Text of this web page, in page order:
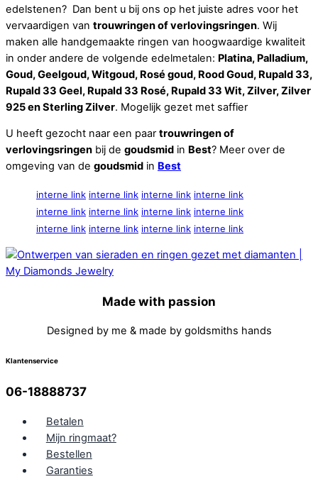
edelstenen? Dan bent u bij ons op het juiste adres voor het
vervaardigen van trouwringen of verlovingsringen. Wij
maken alle handgemaakte ringen van hoogwaardige kwaliteit
in onder andere de volgende edelmetalen: Platina, Palladium,
Goud, Geelgoud, Witgoud, Rosé goud, Rood Goud, Rupald 33,
Rupald 33 Geel, Rupald 33 Rosé, Rupald 33 Wit, Zilver, Zilver
925 en Sterling Zilver. Mogelijk gezet met saffier
U heeft gezocht naar een paar trouwringen of
verlovingsringen bij de goudsmid in Best? Meer over de
omgeving van de goudsmid in Best
interne link interne link interne link interne link
interne link interne link interne link interne link
interne link interne link interne link interne link
Made with passion
Designed by me & made by goldsmiths hands
Klantenservice
06-18888737
Betalen
Mijn ringmaat?
Bestellen
Garanties